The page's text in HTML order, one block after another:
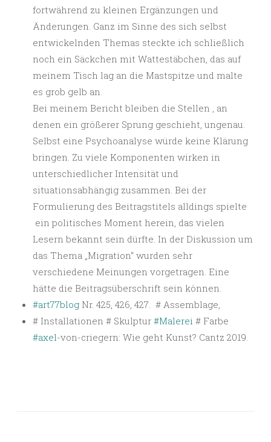
fortwährend zu kleinen Ergänzungen und
Änderungen. Ganz im Sinne des sich selbst
entwickelnden Themas steckte ich schließlich
noch ein Säckchen mit Wattestäbchen, das auf
meinem Tisch lag an die Mastspitze und malte
es grob gelb an.
Bei meinem Bericht bleiben die Stellen , an
denen ein größerer Sprung geschieht, ungenau.
Selbst eine Psychoanalyse würde keine Klärung
bringen. Zu viele Komponenten wirken in
unterschiedlicher Intensität und
situationsabhängig zusammen. Bei der
Formulierung des Beitragstitels alldings spielte
ein politisches Moment herein, das vielen
Lesern bekannt sein dürfte. In der Diskussion um
das Thema „Migration“ wurden sehr
verschiedene Meinungen vorgetragen. Eine
hätte die Beitragsüberschrift sein können.
#art77blog Nr. 425, 426, 427. # Assemblage,
# Installationen # Skulptur #Malerei # Farbe
#axel-von-criegern: Wie geht Kunst? Cantz 2019.